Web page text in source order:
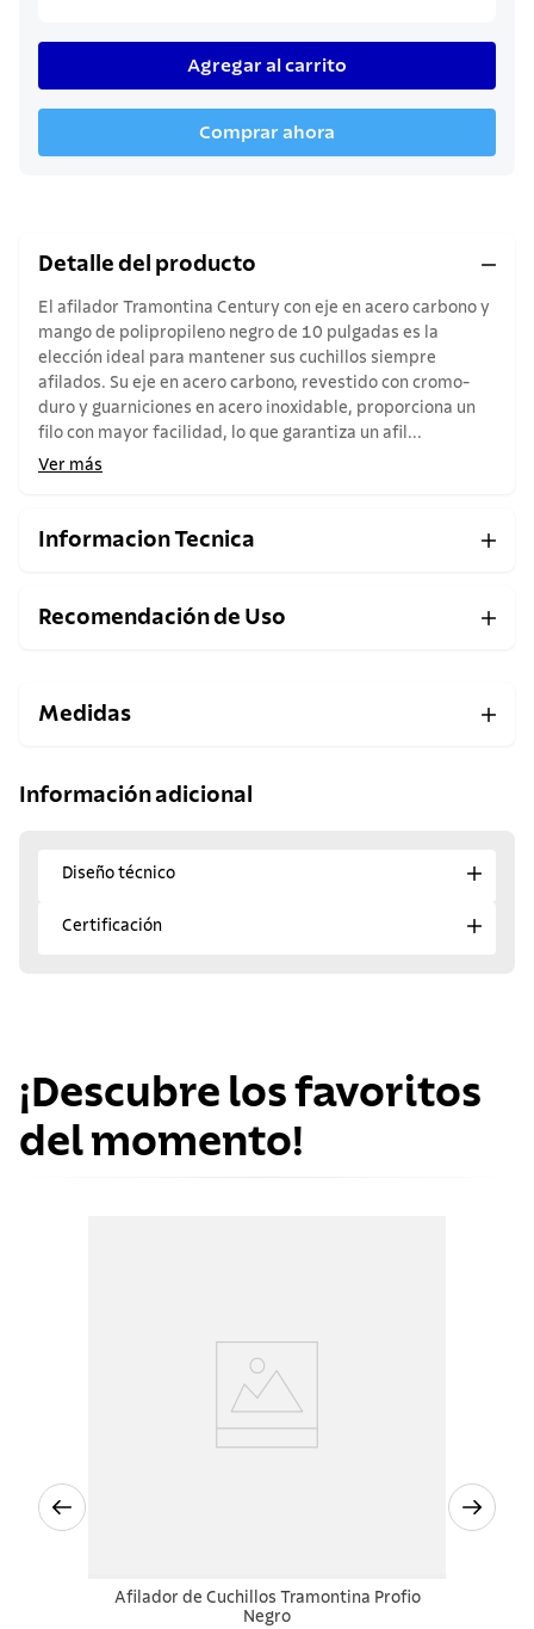
Agregar al carrito
Comprar ahora
Detalle del producto
El afilador Tramontina Century con eje en acero carbono y
mango de polipropileno negro de 10 pulgadas es la
elección ideal para mantener sus cuchillos siempre
afilados. Su eje en acero carbono, revestido con cromo-
duro y guarniciones en acero inoxidable, proporciona un
filo con mayor facilidad, lo que garantiza un afil...
Ver más
Informacion Tecnica
Recomendación de Uso
Medidas
Información adicional
Diseño técnico
Certificación
¡Descubre los favoritos
del momento!
Afilador de Cuchillos Tramontina Profio
Negro